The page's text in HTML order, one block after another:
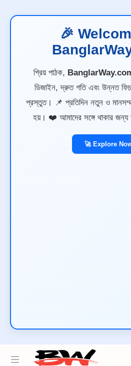
🎉
প্রিয় পাঠক,
ডিজাইন, দ্রুত গতি এবং উন্নত
প্রস্তুত। 📌 প্রতিদিন নতুন ও
হয়। ❤️ আমাদের সঙ্গে থাকার জন্য
🚀 Explore